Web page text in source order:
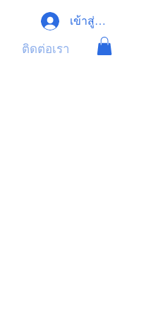
ติดต่อเรา
เข้าสู่ระบบ